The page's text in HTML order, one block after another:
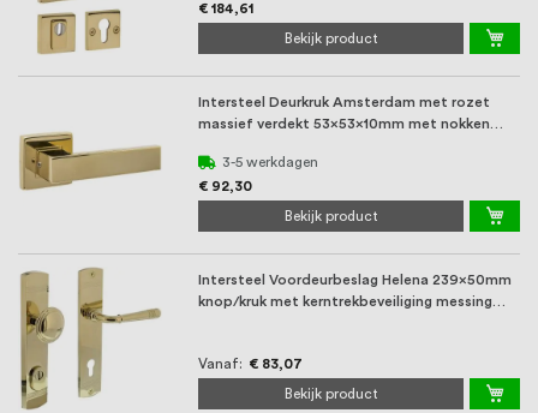
€ 184,61
Bekijk product
Intersteel Deurkruk Amsterdam met rozet
massief verdekt 53x53x10mm met nokken
3-5 werkdagen
€ 92,30
Bekijk product
Intersteel Voordeurbeslag Helena 239x50mm
knop/kruk met kerntrekbeveiliging messing
Vanaf € 83,07
Bekijk product